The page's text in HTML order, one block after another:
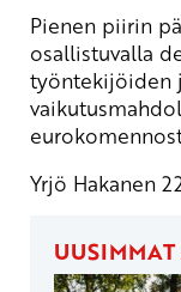
Pienen piirin
osallistuvalla
työntekijöiden
Yrjö Hakanen